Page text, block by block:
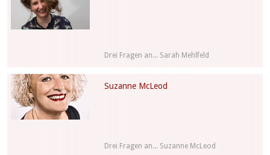
Drei Fragen an... Sarah Mehlfeld
Suzanne McLeod
Drei Fragen an... Suzanne McLeod